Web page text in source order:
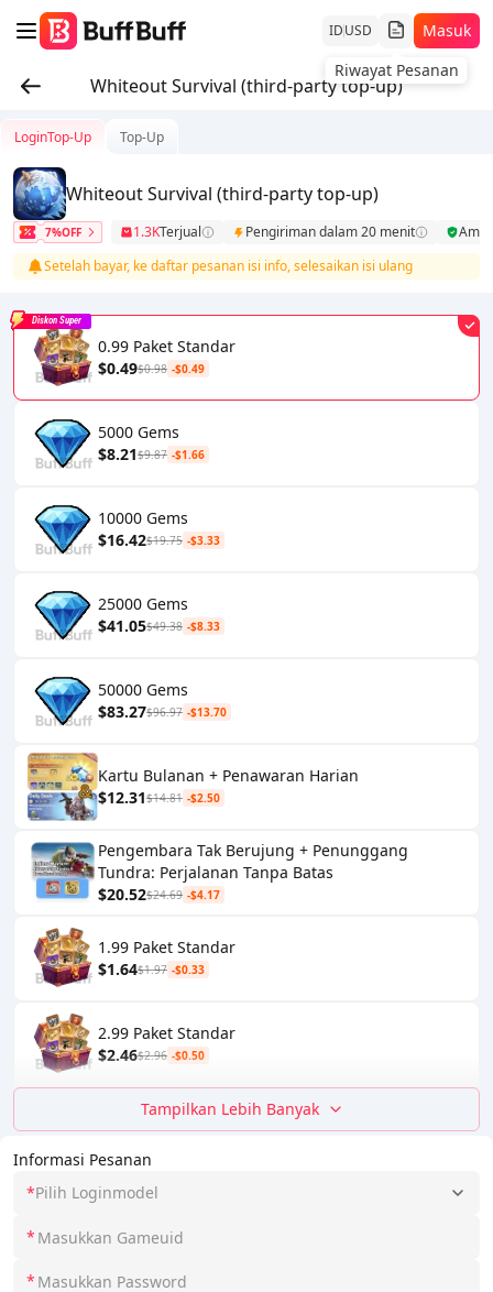
IDUSD
Riwayat Pesanan
Masuk
Whiteout Survival (third-party top-up)
Informasi Pesanan
*Pilih Loginmodel
*
*
LoginTop-Up Top-Up
Whiteout Survival (third-party top-up)
7%OFF 1.3KTerjual Pengiriman dalam 20 menit
Setelah bayar, ke daftar pesanan isi info, selesaikan isi ulang
0.99 Paket Standar
$0.49$0.98 -$0.49
Diskon Super
5000 Gems
$8.21$9.87 -$1.66
10000 Gems
$16.42$19.75 -$3.33
25000 Gems
$41.05$49.38 -$8.33
50000 Gems
$83.27$96.97 -$13.70
Kartu Bulanan + Penawaran Harian
$12.31$14.81 -$2.50
Pengembara Tak Berujung + Penunggang
Tundra: Perjalanan Tanpa Batas
$20.52$24.69 -$4.17
1.99 Paket Standar
$1.64$1.97 -$0.33
2.99 Paket Standar
$2.46$2.96 -$0.50
Tampilkan Lebih Banyak